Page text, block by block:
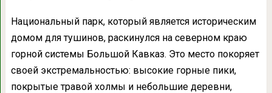
Национальный парк, который является историческим
домом для тушинов, раскинулся на северном краю
горной системы Большой Кавказ. Это место покоряет
своей экстремальностью: высокие горные пики,
покрытые травой холмы и небольшие деревни,